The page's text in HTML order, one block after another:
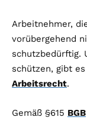
Arbeitnehmer,
vorübergehend
schutzbedürftig.
schützen, gibt
Arbeitsrecht.
Gemäß §615 BGB